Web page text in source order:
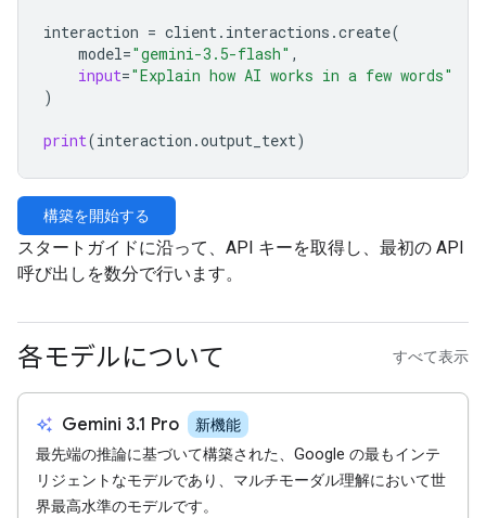
interaction = client. interactions .create(
model="gemini-3.5-flash" ,
input="Explain how AI works in a few words"
)
print(interaction .output_text)
構築を開始する
スタートガイドに沿って、API キーを取得し、最初の API
呼び出しを数分で行います。
各モデルについて すべて表示
auto_awesome Gemini 3.1 Pro 新機能
最先端の推論に基づいて構築された、Google の最もインテ
リジェントなモデルであり、マルチモーダル理解において世
界最高水準のモデルです。